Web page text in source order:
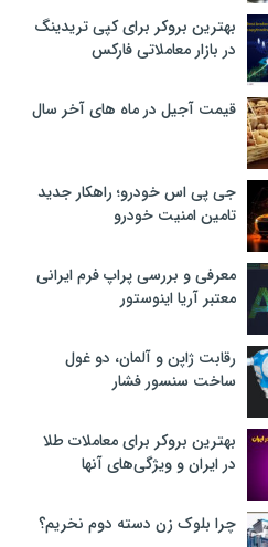
بهترین بروکر برای کپی‌ تریدینگ
در بازار معاملاتی فارکس
قیمت آجیل در ماه های آخر سال
جی پی اس خودرو؛ راهکار جدید
تامین امنیت خودرو
معرفی و بررسی پراپ فرم ایرانی
معتبر آریا اینوستور
رقابت ژاپن و آلمان، دو غول
ساخت سنسور فشار
بهترین بروکر برای معاملات طلا
در ایران و ویژگی‌های آنها
چرا بلوک زن دسته دوم نخریم؟